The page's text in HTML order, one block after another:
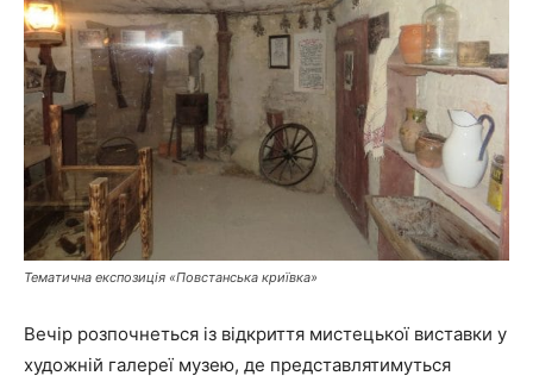
Тематична експозиція «Повстанська криївка»
Вечір розпочнеться із відкриття мистецької виставки у
художній галереї музею, де представлятимуться